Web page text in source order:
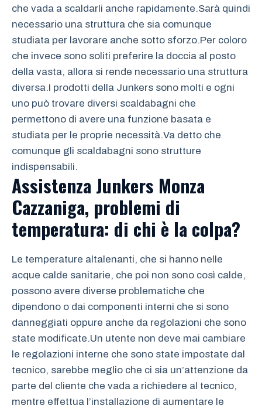
che vada a scaldarli anche rapidamente.Sarà quindi
necessario una struttura che sia comunque
studiata per lavorare anche sotto sforzo.Per coloro
che invece sono soliti preferire la doccia al posto
della vasta, allora si rende necessario una struttura
diversa.I prodotti della Junkers sono molti e ogni
uno può trovare diversi scaldabagni che
permettono di avere una funzione basata e
studiata per le proprie necessità.Va detto che
comunque gli scaldabagni sono strutture
indispensabili.
Assistenza Junkers Monza
Cazzaniga, problemi di
temperatura: di chi è la colpa?
Le temperature altalenanti, che si hanno nelle
acque calde sanitarie, che poi non sono così calde,
possono avere diverse problematiche che
dipendono o dai componenti interni che si sono
danneggiati oppure anche da regolazioni che sono
state modificate.Un utente non deve mai cambiare
le regolazioni interne che sono state impostate dal
tecnico, sarebbe meglio che ci sia un’attenzione da
parte del cliente che vada a richiedere al tecnico,
mentre effettua l’installazione di aumentare le